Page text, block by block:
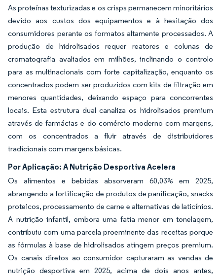
As proteínas texturizadas e os crisps permanecem minoritários
devido aos custos dos equipamentos e à hesitação dos
consumidores perante os formatos altamente processados. A
produção de hidrolisados requer reatores e colunas de
cromatografia avaliados em milhões, inclinando o controlo
para as multinacionais com forte capitalização, enquanto os
concentrados podem ser produzidos com kits de filtração em
menores quantidades, deixando espaço para concorrentes
locais. Esta estrutura dual canaliza os hidrolisados premium
através de farmácias e do comércio moderno com margens,
com os concentrados a fluir através de distribuidores
tradicionais com margens básicas.
Por Aplicação: A Nutrição Desportiva Acelera
Os alimentos e bebidas absorveram 60,03% em 2025,
abrangendo a fortificação de produtos de panificação, snacks
proteicos, processamento de carne e alternativas de laticínios.
A nutrição infantil, embora uma fatia menor em tonelagem,
contribuiu com uma parcela proeminente das receitas porque
as fórmulas à base de hidrolisados atingem preços premium.
Os canais diretos ao consumidor capturaram as vendas de
nutrição desportiva em 2025, acima de dois anos antes,